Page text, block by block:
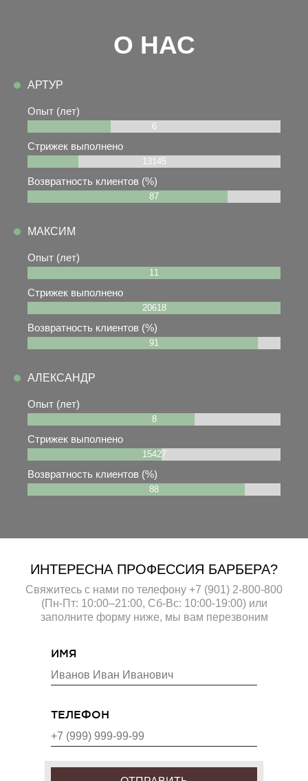
О НАС
АРТУР
Опыт (лет)
6
Стрижек выполнено
13145
Возвратность клиентов (%)
87
МАКСИМ
Опыт (лет)
11
Стрижек выполнено
20618
Возвратность клиентов (%)
91
АЛЕКСАНДР
Опыт (лет)
8
Стрижек выполнено
15427
Возвратность клиентов (%)
88
ИНТЕРЕСНА ПРОФЕССИЯ БАРБЕРА?
Свяжитесь с нами по телефону +7 (901) 2-800-800
(Пн-Пт: 10:00–21:00, Cб-Вс: 10:00-19:00) или
заполните форму ниже, мы вам перезвоним
ИМЯ
ТЕЛЕФОН